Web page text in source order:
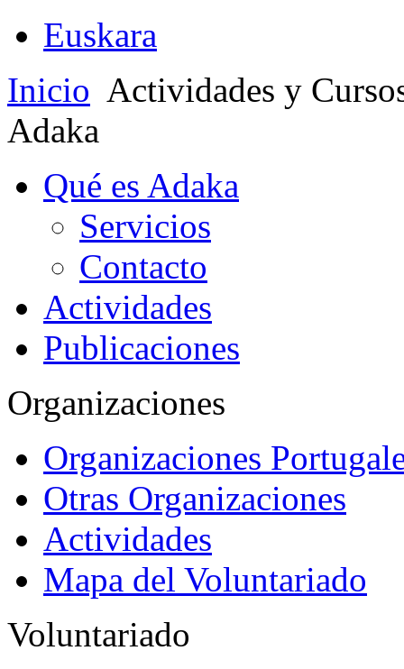
Euskara
Inicio Actividades y
Adaka
Qué es Adaka
Servicios
Contacto
Actividades
Publicaciones
Organizaciones
Organizaciones
Otras Organizaciones
Actividades
Mapa del Voluntariado
Voluntariado